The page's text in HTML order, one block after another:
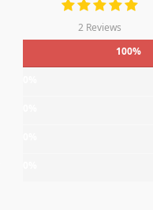
2 Reviews
100%